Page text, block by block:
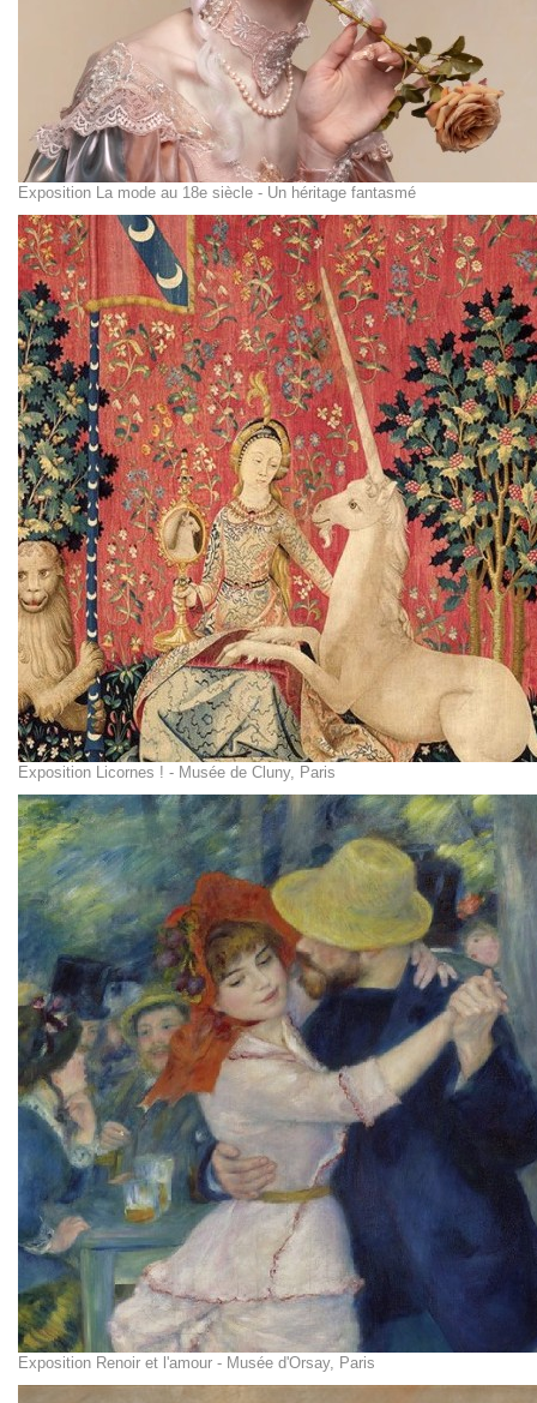
Exposition La mode au 18e siècle - Un héritage fantasmé
Exposition Licornes ! - Musée de Cluny, Paris
Exposition Renoir et l'amour - Musée d'Orsay, Paris